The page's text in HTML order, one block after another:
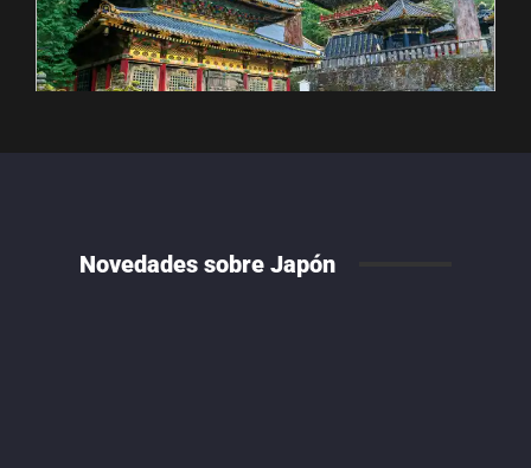
Novedades sobre Japón